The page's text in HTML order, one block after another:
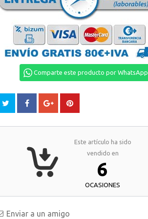
Comparte este producto por WhatsApp
Este artículo ha sido
vendido en
6
OCASIONES
Enviar a un amigo